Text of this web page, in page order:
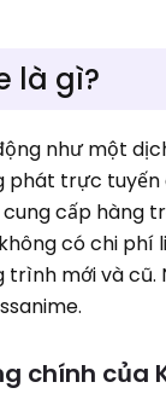
là gì?
như một
phát trực tuyến
cung cấp hàng
có chi phí
mới và cũ.
chính của